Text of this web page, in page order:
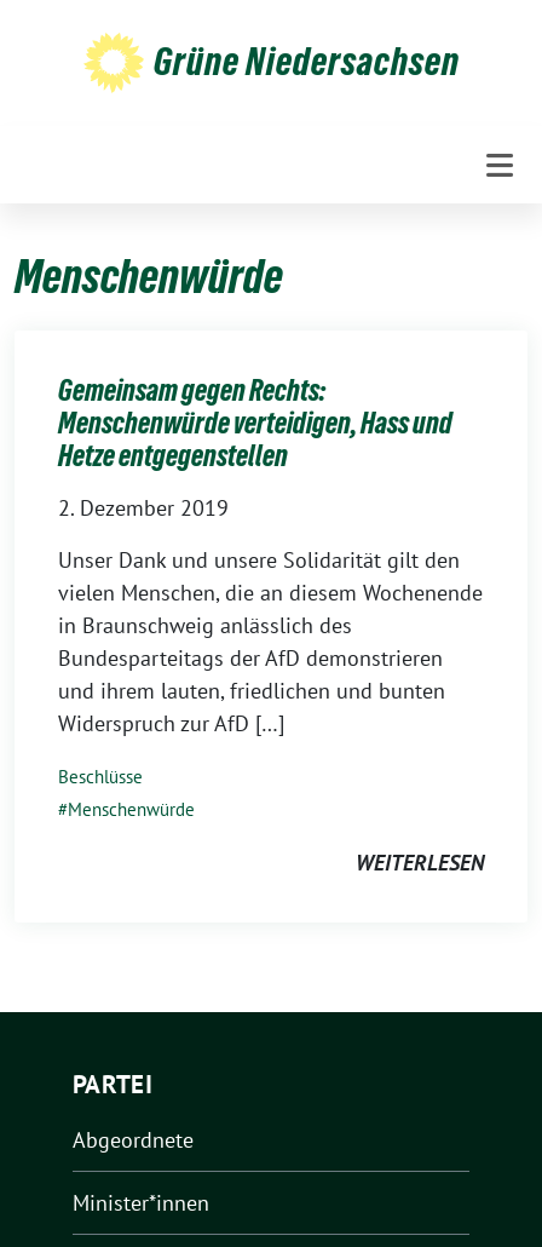
Grüne Niedersachsen
Menschenwürde
Gemeinsam gegen Rechts:
Menschenwürde verteidigen, Hass und
Hetze entgegenstellen
2. Dezember 2019
Unser Dank und unsere Solidarität gilt den
vielen Menschen, die an diesem Wochenende
in Braunschweig anlässlich des
Bundesparteitags der AfD demonstrieren
und ihrem lauten, friedlichen und bunten
Widerspruch zur AfD […]
Beschlüsse
Menschenwürde
WEITERLESEN
PARTEI
Abgeordnete
Minister*innen